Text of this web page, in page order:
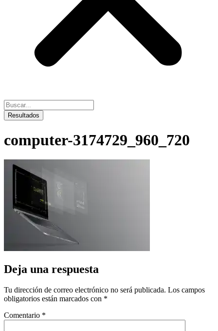
Search
...Resultados
computer-3174729_960_720
Deja una respuesta
Tu dirección de correo electrónico no será publicada. Los campos
obligatorios están marcados con *
Comentario *